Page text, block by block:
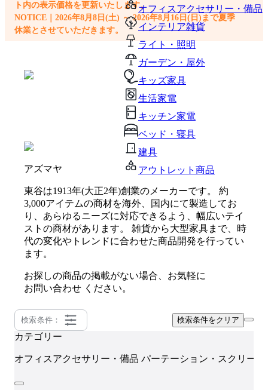
オフィスアクセサリー・備品
インテリア雑貨
ライト・照明
ガーデン・屋外
キッズ家具
生活家電
キッチン家電
ベッド・寝具
建具
アウトレット商品
ト内の表示価格を更新いたします。
NOTICE｜2026年8月8日(土) ～ 2026年8月16日(日)まで夏季
休業とさせていただきます。
アズマヤ
東谷は1913年(大正2年)創業のメーカーです。 約
3,000アイテムの商材を海外、国内にて製造してお
り、あらゆるニーズに対応できるよう、幅広いテイ
ストの商材があります。 雑貨から大型家具まで、時
代の変化やトレンドに合わせた商品開発を行ってい
ます。
お探しの商品の掲載がない場合、お気軽に
お問い合わせ ください。
検索条件： 検索条件をクリア
カテゴリー
オフィスアクセサリー・備品 パーテーション・スクリーン